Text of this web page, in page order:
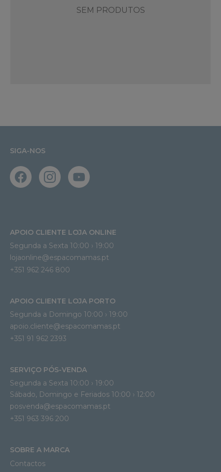
SEM PRODUTOS
SIGA-NOS
APOIO CLIENTE LOJA ONLINE
Segunda a Sexta 10:00 › 19:00
lojaonline@espacomamas.pt
+351 962 246 800
APOIO CLIENTE LOJA PORTO
Segunda a Domingo 10:00 › 19:00
apoio.cliente@espacomamas.pt
+351 91 962 2393
SERVIÇO PÓS-VENDA
Segunda a Sexta 10:00 › 19:00
Sábado, Domingo e Feriados 10:00 › 12:00
posvenda@espacomamas.pt
+351 963 396 200
SOBRE A MARCA
Contactos